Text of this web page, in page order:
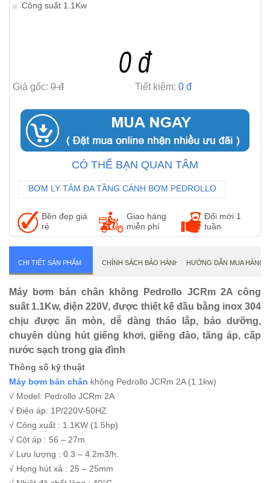
Công suất 1.1Kw
0 đ
Giá gốc: 0 đ Tiết kiệm: 0 đ
CÓ THỂ BẠN QUAN TÂM
BƠM LY TÂM ĐA TẦNG CÁNH BƠM PEDROLLO
MÁY BƠM CHÌM NƯỚC THẢI PEDROLLO
Bền đẹp giá
rẻ
Giao hàng
miễn phí
Đổi mới 1
tuần
CHI TIẾT SẢN PHẨM CHÍNH SÁCH BẢO HÀNH HƯỚNG DẪN MUA HÀNG
Máy bơm bán chân không Pedrollo JCRm 2A công
suất 1.1Kw, điện 220V, được thiết kế đầu bằng inox 304
chịu được ăn mòn, dễ dàng tháo lắp, bảo dưỡng,
chuyên dùng hút giếng khơi, giếng đào, tăng áp, cấp
nước sạch trong gia đình
Thông số kỹ thuật
Máy bơm bán chân không Pedrollo JCRm 2A (1.1kw)
√ Model: Pedrollo JCRm 2A
√ Điện áp: 1P/220V-50HZ
√ Công xuất : 1.1KW (1.5hp)
√ Cột áp : 56 – 27m
√ Lưu lượng : 0.3 – 4.2m3/h.
√ Họng hút xả : 25 – 25mm